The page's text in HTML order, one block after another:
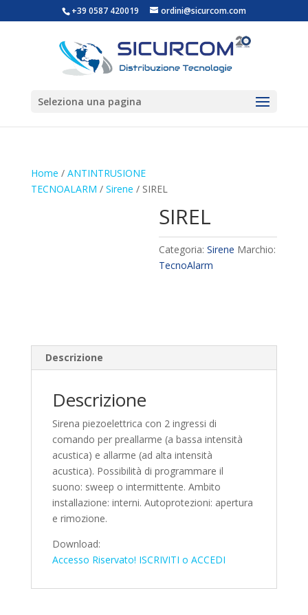
+39 0587 420019 ordini@sicurcom.com
Seleziona una pagina
Home / ANTINTRUSIONE
TECNOALARM / Sirene / SIREL
SIREL
Categoria:Sirene Marchio:
TecnoAlarm
Descrizione
Descrizione
Sirena piezoelettrica con 2 ingressi di
comando per preallarme (a bassa intensità
acustica) e allarme (ad alta intensità
acustica). Possibilità di programmare il
suono: sweep o intermittente. Ambito
installazione: interni. Autoprotezioni: apertura
e rimozione.
Download:
Accesso Riservato! ISCRIVITI o ACCEDI